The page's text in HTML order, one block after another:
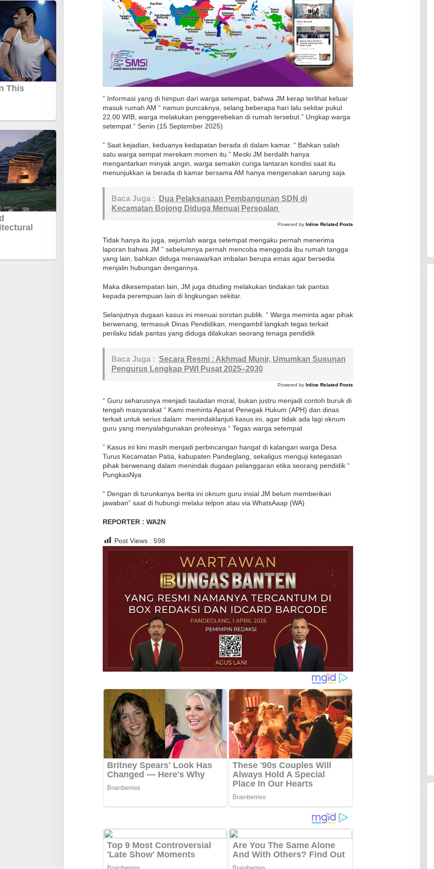
n
g
k
u
g
a
n
u
R
m
a
a
n
a
‎” Informasi yang di himpun dari warga setempat, bahwa JM kerap terlihat keluar
masuk rumah AM “ namun puncaknya, selang beberapa hari lalu sekitar pukul
22.00 WIB, warga melakukan penggerebekan di rumah tersebut.” Ungkap warga
setempat “ Senin (15 September 2025)
‎” Saat kejadian, keduanya kedapatan berada di dalam kamar. “ Bahkan salah
satu warga sempat merekam momen itu.” Meski JM berdalih hanya
mengantarkan minyak angin, warga semakin curiga lantaran kondisi saat itu
menunjukkan ia berada di kamar bersama AM hanya mengenakan sarung saja.
Baca Juga :
Dua Pelaksanaan Pembangunan SDN di
Kecamatan Bojong Diduga Menuai Persoalan
Powered by Inline Related Posts
‎Tidak hanya itu juga, sejumlah warga setempat mengaku pernah menerima
laporan bahwa JM ” sebelumnya pernah mencoba menggoda ibu rumah tangga
yang lain, bahkan diduga menawarkan imbalan berupa emas agar bersedia
menjalin hubungan dengannya.
Maka dikesempatan lain, JM juga dituding melakukan tindakan tak pantas
kepada perempuan lain di lingkungan sekitar.
‎Selanjutnya dugaan kasus ini menuai sorotan publik. “ Warga meminta agar pihak
berwenang, termasuk Dinas Pendidikan, mengambil langkah tegas terkait
perilaku tidak pantas yang diduga dilakukan seorang tenaga pendidik
Baca Juga : Secara Resmi : Akhmad Munir, Umumkan Susunan
Pengurus Lengkap PWI Pusat 2025–2030
Powered by Inline Related Posts
‎“ Guru seharusnya menjadi tauladan moral, bukan justru menjadi contoh buruk di
tengah masyarakat “ Kami meminta Aparat Penegak Hukum (APH) dan dinas
terkait untuk serius dalam menindaklanjuti kasus ini, agar tidak ada lagi oknum
guru yang menyalahgunakan profesinya “ Tegas warga setempat
‎” Kasus ini kini masih menjadi perbincangan hangat di kalangan warga Desa
Turus Kecamatan Patia, kabupaten Pandeglang, sekaligus menguji ketegasan
pihak berwenang dalam menindak dugaan pelanggaran etika seorang pendidik “
PungkasNya
“ Dengan di turunkanya berita ini oknum guru insial JM belum memberikan
jawaban” saat di hubungi melalui telpon atau via WhatsAaap (WA)
REPORTER : WA2N
Post Views : 598